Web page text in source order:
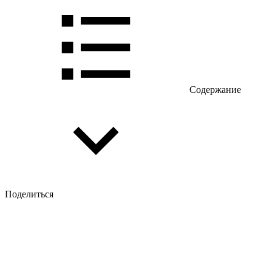
Содержание
Поделиться